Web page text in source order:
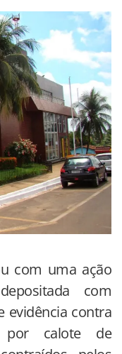
com uma ação
com
evidência contra
por calote de